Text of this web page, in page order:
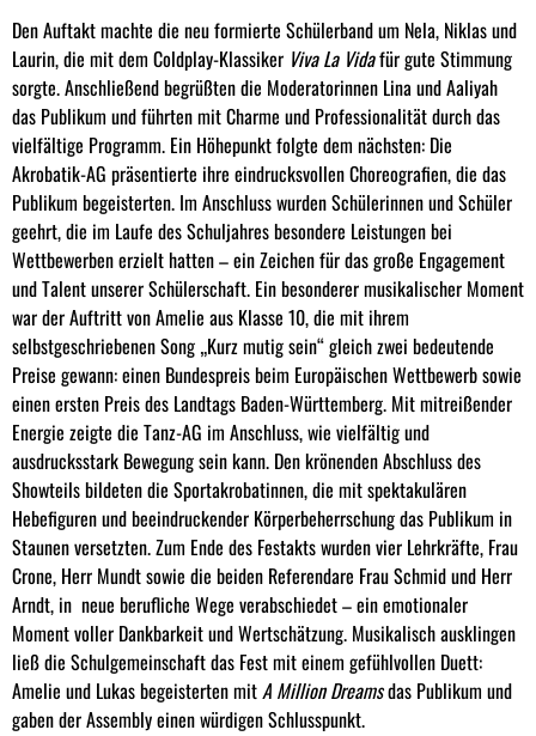
Den Auftakt machte die neu formierte Schülerband um Nela, Niklas und
Laurin, die mit dem Coldplay-Klassiker Viva La Vidafür gute Stimmung
sorgte. Anschließend begrüßten die Moderatorinnen Lina und Aaliyah
das Publikum und führten mit Charme und Professionalität durch das
vielfältige Programm. Ein Höhepunkt folgte dem nächsten: Die
Akrobatik-AG präsentierte ihre eindrucksvollen Choreografien, die das
Publikum begeisterten. Im Anschluss wurden Schülerinnen und Schüler
geehrt, die im Laufe des Schuljahres besondere Leistungen bei
Wettbewerben erzielt hatten – ein Zeichen für das große Engagement
und Talent unserer Schülerschaft. Ein besonderer musikalischer Moment
war der Auftritt von Amelie aus Klasse 10, die mit ihrem
selbstgeschriebenen Song „Kurz mutig sein“ gleich zwei bedeutende
Preise gewann: einen Bundespreis beim Europäischen Wettbewerb sowie
einen ersten Preis des Landtags Baden-Württemberg. Mit mitreißender
Energie zeigte die Tanz-AG im Anschluss, wie vielfältig und
ausdrucksstark Bewegung sein kann. Den krönenden Abschluss des
Showteils bildeten die Sportakrobatinnen, die mit spektakulären
Hebefiguren und beeindruckender Körperbeherrschung das Publikum in
Staunen versetzten. Zum Ende des Festakts wurden vier Lehrkräfte, Frau
Crone, Herr Mundt sowie die beiden Referendare Frau Schmid und Herr
Arndt, in neue berufliche Wege verabschiedet – ein emotionaler
Moment voller Dankbarkeit und Wertschätzung. Musikalisch ausklingen
ließ die Schulgemeinschaft das Fest mit einem gefühlvollen Duett:
Amelie und Lukas begeisterten mitA Million Dreamsdas Publikum und
gaben der Assembly einen würdigen Schlusspunkt.